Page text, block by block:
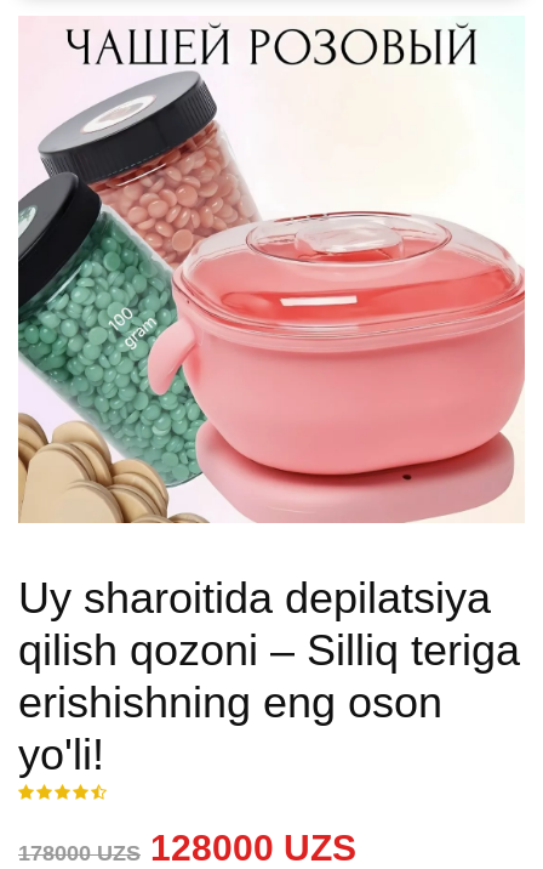
Uy sharoitida depilatsiya
qilish qozoni – Silliq teriga
erishishning eng oson
yo'li!
178000 UZS 128000 UZS